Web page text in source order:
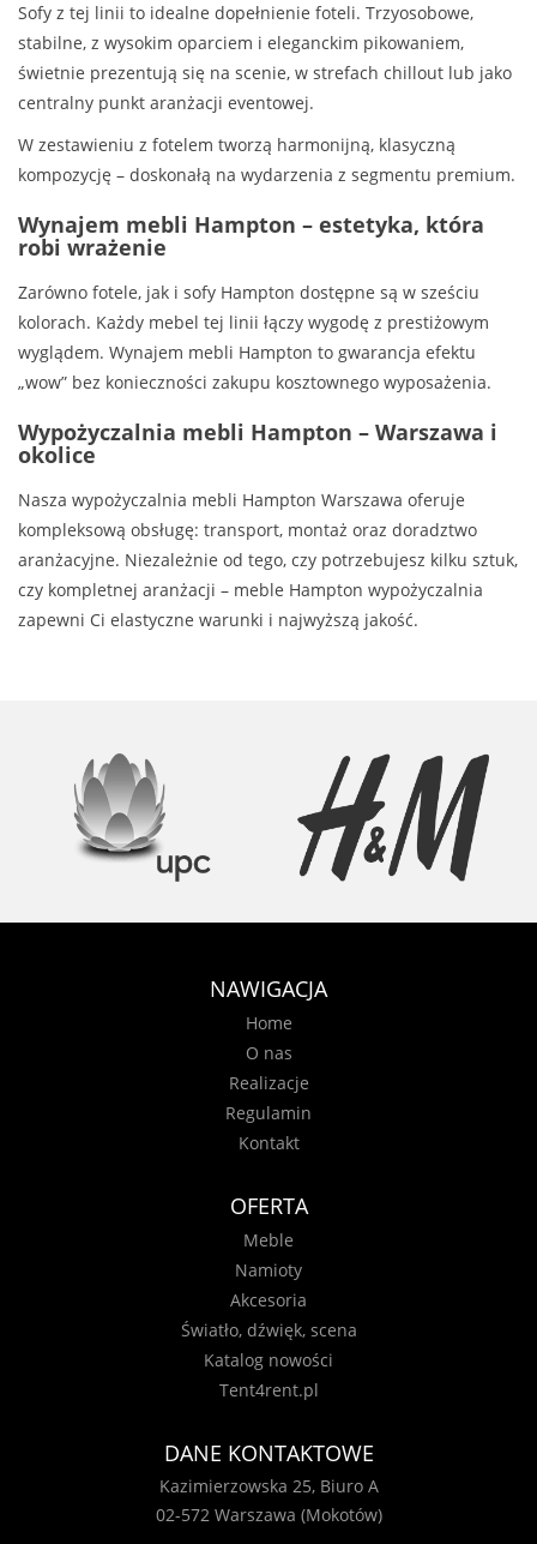
Sofy z tej linii to idealne dopełnienie foteli. Trzyosobowe,
stabilne, z wysokim oparciem i eleganckim pikowaniem,
świetnie prezentują się na scenie, w strefach chillout lub jako
centralny punkt aranżacji eventowej.
W zestawieniu z fotelem tworzą harmonijną, klasyczną
kompozycję – doskonałą na wydarzenia z segmentu premium.
Wynajem mebli Hampton – estetyka, która
robi wrażenie
Zarówno fotele, jak i sofy Hampton dostępne są w sześciu
kolorach. Każdy mebel tej linii łączy wygodę z prestiżowym
wyglądem. Wynajem mebli Hampton to gwarancja efektu
„wow” bez konieczności zakupu kosztownego wyposażenia.
Wypożyczalnia mebli Hampton – Warszawa i
okolice
Nasza wypożyczalnia mebli Hampton Warszawa oferuje
kompleksową obsługę: transport, montaż oraz doradztwo
aranżacyjne. Niezależnie od tego, czy potrzebujesz kilku sztuk,
czy kompletnej aranżacji – meble Hampton wypożyczalnia
zapewni Ci elastyczne warunki i najwyższą jakość.
NAWIGACJA
Home
O nas
Realizacje
Regulamin
Kontakt
OFERTA
Meble
Namioty
Akcesoria
Światło, dźwięk, scena
Katalog nowości
Tent4rent.pl
DANE KONTAKTOWE
Kazimierzowska 25, Biuro A
02-572 Warszawa (Mokotów)